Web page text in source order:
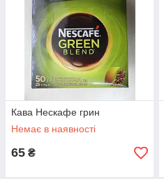
Кава Нескафе грин
Немає в наявності
65 ₴